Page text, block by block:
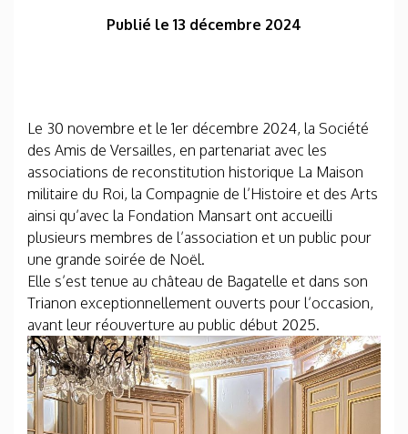
Publié le 13 décembre 2024
Le 30 novembre et le 1er décembre 2024, la Société
des Amis de Versailles, en partenariat avec les
associations de reconstitution historique La Maison
militaire du Roi, la Compagnie de l’Histoire et des Arts
ainsi qu’avec la Fondation Mansart ont accueilli
plusieurs membres de l’association et un public pour
une grande soirée de Noël.
Elle s’est tenue au château de Bagatelle et dans son
Trianon exceptionnellement ouverts pour l’occasion,
avant leur réouverture au public début 2025.